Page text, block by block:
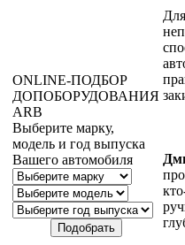
ONLINE-ПОДБОР
ДОПОБОРУДОВАНИЯ
ARB
Выберите марку,
модель и год выпуска
Вашего автомобиля